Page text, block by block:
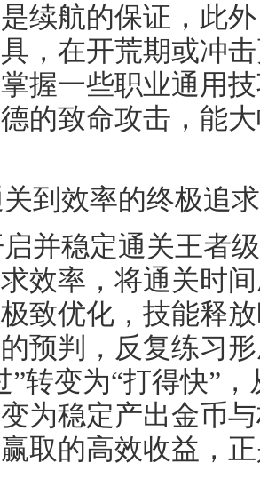
续航的保证，此
，在开荒期或冲
握一些职业通用
的致命攻击，能
到效率的终极追
并稳定通关王者
效率，将通关时
致优化，技能释
预判，反复练习
”转变为“打得快”
为稳定产出金币
取的高效收益，